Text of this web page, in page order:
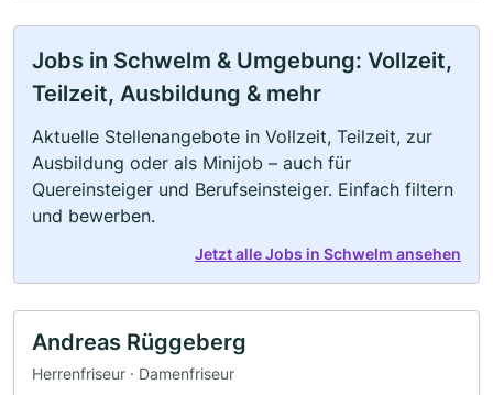
Jobs in Schwelm & Umgebung: Vollzeit,
Teilzeit, Ausbildung & mehr
Aktuelle Stellenangebote in Vollzeit, Teilzeit, zur
Ausbildung oder als Minijob – auch für
Quereinsteiger und Berufseinsteiger. Einfach filtern
und bewerben.
Jetzt alle Jobs in Schwelm ansehen
Andreas Rüggeberg
Herrenfriseur · Damenfriseur